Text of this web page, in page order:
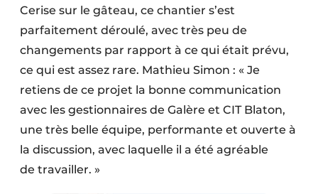
Cerise sur le gâteau, ce chantier s’est
parfaitement déroulé, avec très peu de
changements par rapport à ce qui était prévu,
ce qui est assez rare. Mathieu Simon : « Je
retiens de ce projet la bonne communication
avec les gestionnaires de Galère et CIT Blaton,
une très belle équipe, performante et ouverte à
la discussion, avec laquelle il a été agréable
de travailler. »